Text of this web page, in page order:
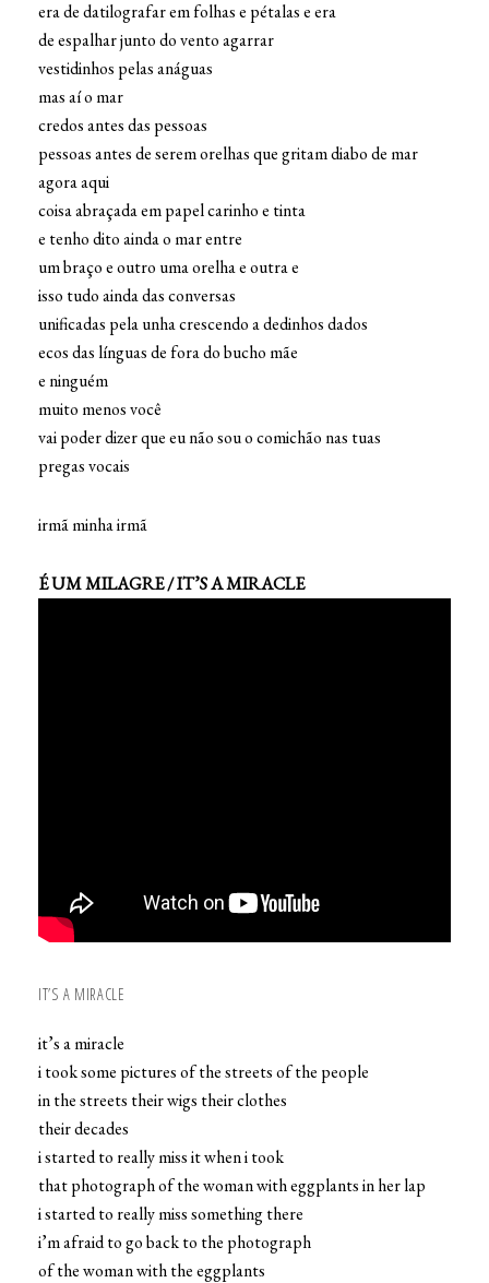
era de datilografar em folhas e pétalas e era
de espalhar junto do vento agarrar
vestidinhos pelas anáguas
mas aí o mar
credos antes das pessoas
pessoas antes de serem orelhas que gritam diabo de mar
agora aqui
coisa abraçada em papel carinho e tinta
e tenho dito ainda o mar entre
um braço e outro uma orelha e outra e
isso tudo ainda das conversas
unificadas pela unha crescendo a dedinhos dados
ecos das línguas de fora do bucho mãe
e ninguém
muito menos você
vai poder dizer que eu não sou o comichão nas tuas
pregas vocais
irmã minha irmã
É UM MILAGRE / IT’S A MIRACLE
IT’S A MIRACLE
it’s a miracle
i took some pictures of the streets of the people
in the streets their wigs their clothes
their decades
i started to really miss it when i took
that photograph of the woman with eggplants in her lap
i started to really miss something there
i’m afraid to go back to the photograph
of the woman with the eggplants